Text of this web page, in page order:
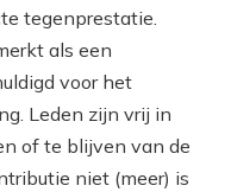
tegenprestatie.
als een
voor het
Leden zijn vrij in
of te blijven van de
niet (meer) is